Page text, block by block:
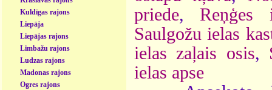
Kuldīgas rajons
Liepāja
Liepājas rajons
Limbažu rajons
Ludzas rajons
Madonas rajons
Ogres rajons
priede,Reņģes
Saulgožu ielas
ielas zaļais osis,
ielas apse